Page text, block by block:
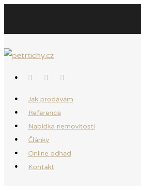
Jak prodávám
Reference
Nabídka nemovitostí
Články
Online odhad
Kontakt